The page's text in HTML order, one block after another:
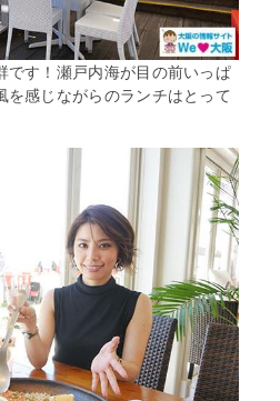
です！瀬戸内海が目の前いっぱ
を感じながらのランチはとって